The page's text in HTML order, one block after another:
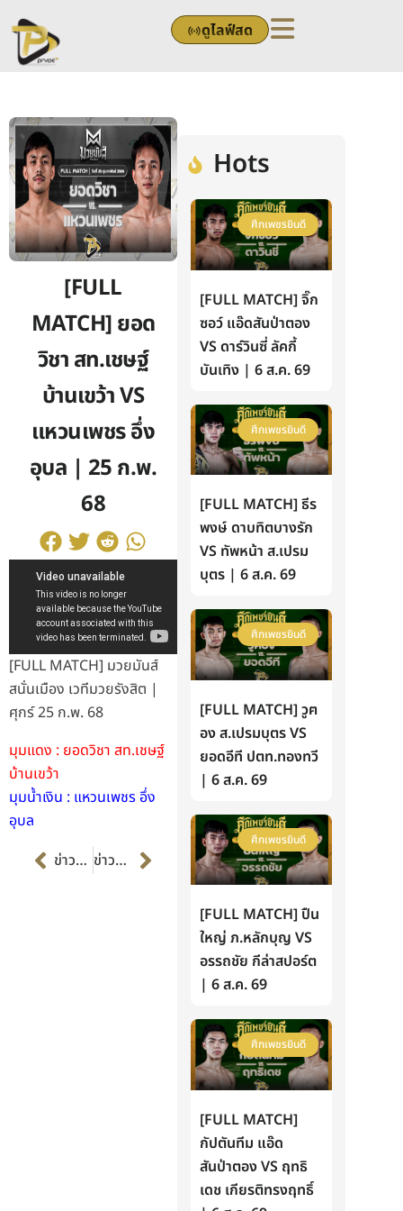
to
content
ดูไลฟ์สด
[FULL
MATCH] ยอด
วิชา สท.เชษฐ์
บ้านเขว้า VS
แหวนเพชร อึ่ง
อุบล | 25 ก.พ.
68
[FULL MATCH] มวยมันส์
สนั่นเมือง เวทีมวยรังสิต |
ศุกร์ 25 ก.พ. 68
มุมแดง : ยอดวิชา สท.เชษฐ์
บ้านเขว้า
มุมน้ำเงิน : แหวนเพชร อึ่ง
อุบล
Prevข่าวก่อนหน้า ข่าวต่อไป Next
Hots
ศึกเพชรยินดี
[FULL MATCH] จิ๊ก
ซอว์ แอ๊ดสันป่าตอง
VS ดาร์วินซี่ ลัคกี้
บันเทิง | 6 ส.ค. 69
ศึกเพชรยินดี
[FULL MATCH] ธีร
พงษ์ ดาบทิตบางรัก
VS ทัพหน้า ส.เปรม
บุตร | 6 ส.ค. 69
ศึกเพชรยินดี
[FULL MATCH] วูฅ
อง ส.เปรมบุตร VS
ยอดอีที ปตท.ทองทวี
| 6 ส.ค. 69
ศึกเพชรยินดี
[FULL MATCH] ปืน
ใหญ่ ภ.หลักบุญ VS
อรรถชัย กีล่าสปอร์ต
| 6 ส.ค. 69
ศึกเพชรยินดี
[FULL MATCH]
กัปตันทีม แอ๊ด
สันป่าตอง VS ฤทธิ
เดช เกียรติทรงฤทธิ์